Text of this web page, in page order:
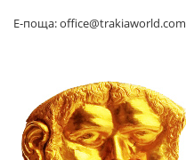
Е-поща: office@trakiaworld.com